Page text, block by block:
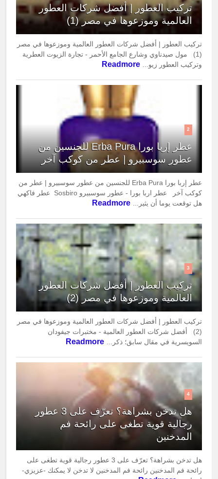
تركيب العطور | أفضل شركات العطور
العالمية وموزعوها في مصر (1)
تركيب العطور | أفضل شركات العطور العالمية وموزعوها في مصر
(1) مول صيدناوي وشارع الجامع الأحمر - تجارة الزيوت العطرية
وتركيب العطور زيو...
Readmore
2
عطر إربا بورا Erba Pura للجنسين من
عطور سوسبيرو | عطر من كوكب آخر
عطر إربا بورا Erba Pura للجنسين من عطور سوسبيرو | عطر من
كوكب آخر عطر اربا بورا - عطور سوسبيرو Sosbiro عطر فاكهي
هل توقعت يوما أن يثير...
Readmore
3
تركيب العطور | أفضل شركات العطور
العالمية وموزعوها في مصر (2)
تركيب العطور | أفضل شركات العطور العالمية وموزعوها في مصر
(2) أفضل شركات العطور العالمية - مختبرات جيفودان
السويسرية في مقال سابق؛ ذكر...
Readmore
4
هل تدخن بشراهة؟ تعرّف على 3 عطور
رجالية قوية تطغى على رائحة فم
المدخنين
هل تدخن بشراهة؟ تعرّف على 3 عطور رجالية قوية تطغى على
رائحة فم المدخنين رائحة فم المدخنين لا تدخن لا يمكنك -عزيزي-